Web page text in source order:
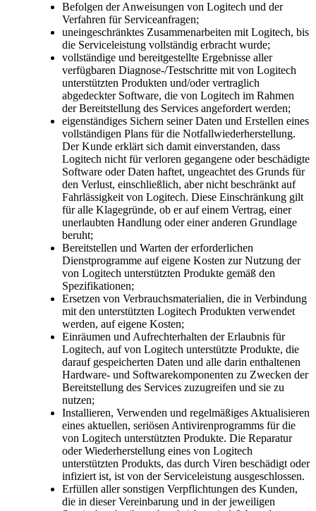
Befolgen der Anweisungen von Logitech und der
Verfahren für Serviceanfragen;
uneingeschränktes Zusammenarbeiten mit Logitech, bis
die Serviceleistung vollständig erbracht wurde;
vollständige und bereitgestellte Ergebnisse aller
verfügbaren Diagnose-/Testschritte mit von Logitech
unterstützten Produkten und/oder vertraglich
abgedeckter Software, die von Logitech im Rahmen
der Bereitstellung des Services angefordert werden;
eigenständiges Sichern seiner Daten und Erstellen eines
vollständigen Plans für die Notfallwiederherstellung.
Der Kunde erklärt sich damit einverstanden, dass
Logitech nicht für verloren gegangene oder beschädigte
Software oder Daten haftet, ungeachtet des Grunds für
den Verlust, einschließlich, aber nicht beschränkt auf
Fahrlässigkeit von Logitech. Diese Einschränkung gilt
für alle Klagegründe, ob er auf einem Vertrag, einer
unerlaubten Handlung oder einer anderen Grundlage
beruht;
Bereitstellen und Warten der erforderlichen
Dienstprogramme auf eigene Kosten zur Nutzung der
von Logitech unterstützten Produkte gemäß den
Spezifikationen;
Ersetzen von Verbrauchsmaterialien, die in Verbindung
mit den unterstützten Logitech Produkten verwendet
werden, auf eigene Kosten;
Einräumen und Aufrechterhalten der Erlaubnis für
Logitech, auf von Logitech unterstützte Produkte, die
darauf gespeicherten Daten und alle darin enthaltenen
Hardware- und Softwarekomponenten zu Zwecken der
Bereitstellung des Services zuzugreifen und sie zu
nutzen;
Installieren, Verwenden und regelmäßiges Aktualisieren
eines aktuellen, seriösen Antivirenprogramms für die
von Logitech unterstützten Produkte. Die Reparatur
oder Wiederherstellung eines von Logitech
unterstützten Produkts, das durch Viren beschädigt oder
infiziert ist, ist von der Serviceleistung ausgeschlossen.
Erfüllen aller sonstigen Verpflichtungen des Kunden,
die in dieser Vereinbarung und in der jeweiligen